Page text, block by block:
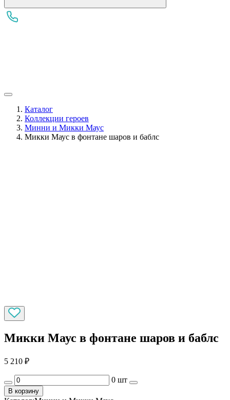
Каталог
Коллекции героев
Минни и Микки Маус
Микки Маус в фонтане шаров и баблс
Микки Маус в фонтане шаров и баблс
5 210 ₽
0 шт
В корзину